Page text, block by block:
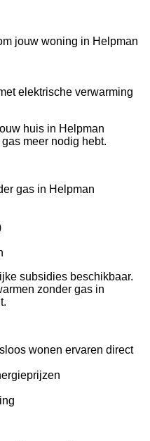
jouw woning in Helpman
elektrische verwarming
huis in Helpman
meer nodig hebt.
gas in Helpman
subsidies beschikbaar.
zonder gas in
wonen ervaren direct